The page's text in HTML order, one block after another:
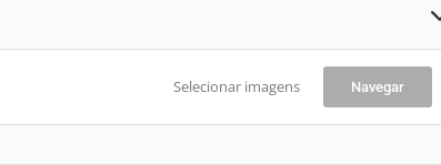
Selecionar imagens Navegar